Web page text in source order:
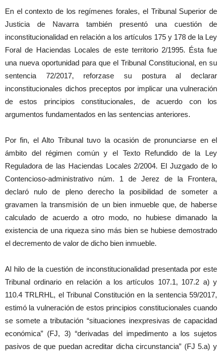
En el contexto de los regímenes forales, el Tribunal Superior de
Justicia de Navarra también presentó una cuestión de
inconstitucionalidad en relación a los artículos 175 y 178 de la Ley
Foral de Haciendas Locales de este territorio 2/1995. Ésta fue
una nueva oportunidad para que el Tribunal Constitucional, en su
sentencia 72/2017, reforzase su postura al declarar
inconstitucionales dichos preceptos por implicar una vulneración
de estos principios constitucionales, de acuerdo con los
argumentos fundamentados en las sentencias anteriores.
Por fin, el Alto Tribunal tuvo la ocasión de pronunciarse en el
ámbito del régimen común y el Texto Refundido de la Ley
Reguladora de las Haciendas Locales 2/2004. El Juzgado de lo
Contencioso-administrativo núm. 1 de Jerez de la Frontera,
declaró nulo de pleno derecho la posibilidad de someter a
gravamen la transmisión de un bien inmueble que, de haberse
calculado de acuerdo a otro modo, no hubiese dimanado la
existencia de una riqueza sino más bien se hubiese demostrado
el decremento de valor de dicho bien inmueble.
Al hilo de la cuestión de inconstitucionalidad presentada por este
Tribunal ordinario en relación a los artículos 107.1, 107.2 a) y
110.4 TRLRHL, el Tribunal Constitución en la sentencia 59/2017,
estimó la vulneración de estos principios constitucionales cuando
se somete a tributación “situaciones inexpresivas de capacidad
económica” (FJ, 3) “derivadas del impedimento a los sujetos
pasivos de que puedan acreditar dicha circunstancia” (FJ 5.a) y